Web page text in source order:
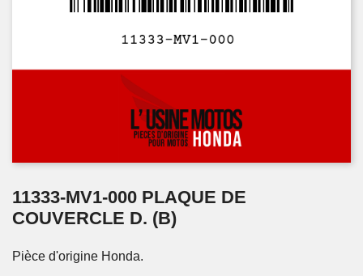
11333-MV1-000 PLAQUE DE
COUVERCLE D. (B)
Pièce d'origine Honda.